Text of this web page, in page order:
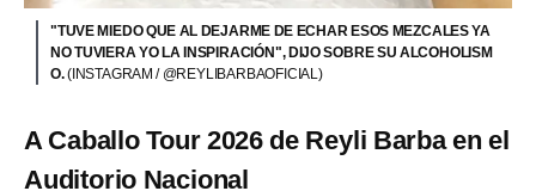
"TUVE MIEDO QUE AL DEJARME DE ECHAR ESOS MEZCALES YA
NO TUVIERA YO LA INSPIRACIÓN", DIJO SOBRE SU ALCOHOLISM
O.(INSTAGRAM / @REYLIBARBAOFICIAL)
A Caballo Tour 2026 de Reyli Barba en el
Auditorio Nacional